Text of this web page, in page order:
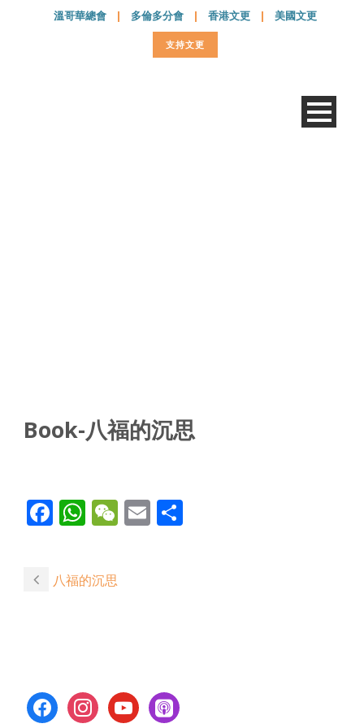
溫哥華總會 | 多倫多分會 | 香港文更 | 美國文更
支持文更
Book-八福的沉思
Facebook
WhatsApp
WeChat
Email
八福的沉思
facebookinstagramyoutubeapple-
podcasts